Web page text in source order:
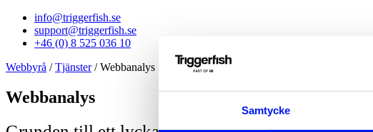
Samtycke
info@triggerfish.se
support@triggerfish.se
+46 (0) 8 525 036 10
Webbyrå /Tjänster/Webbanalys
Webbanalys